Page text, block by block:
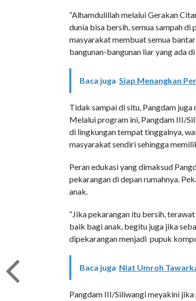
“Alhamdulillah melalui Gerakan
dunia bisa bersih, semua sampah
masyarakat membuat semua
bangunan-bangunan liar yang ada
Baca juga Siap Menangkan
Tidak sampai di situ, Pangdam
Melalui program ini, Pangdam III/
di lingkungan tempat tinggalnya,
masyarakat sendiri sehingga
Peran edukasi yang dimaksud
pekarangan di depan rumahnya.
anak.
“Jika pekarangan itu bersih,
baik bagi anak, begitu juga jika
dipekarangan menjadi pupuk
Baca juga Niat Umroh
Pangdam III/Siliwangi meyakini